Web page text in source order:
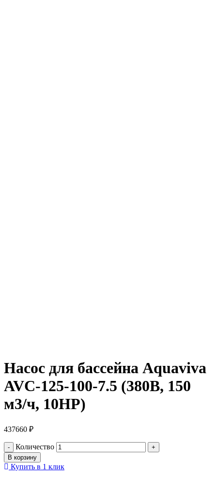
Насос для бассейна Aquaviva
AVC-125-100-7.5 (380В, 150
м3/ч, 10HP)
437660 ₽
Количество
В корзину
Купить в 1 клик